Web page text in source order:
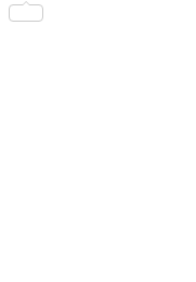
Compartir